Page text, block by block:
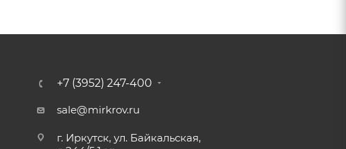
+7 (3952) 247-400
sale@mirkrov.ru
г. Иркутск, ул. Байкальская,